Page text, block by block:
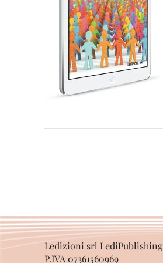
Ledizioni srl LediPublishing
P.IVA 07361560969